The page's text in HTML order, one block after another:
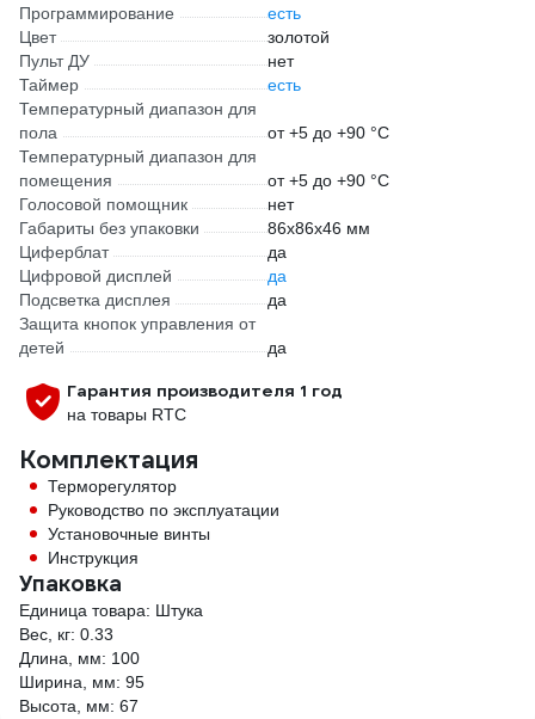
Программирование
есть
Цвет
золотой
Пульт ДУ
нет
Таймер
есть
Температурный диапазон для
пола
от +5 до +90 °С
Температурный диапазон для
помещения
от +5 до +90 °С
Голосовой помощник
нет
Габариты без упаковки
86х86х46 мм
Циферблат
да
Цифровой дисплей
да
Подсветка дисплея
да
Защита кнопок управления от
детей
да
Гарантия производителя 1 год
на товары RTC
Комплектация
Терморегулятор
Руководство по эксплуатации
Установочные винты
Инструкция
Упаковка
Единица товара: Штука
Вес, кг: 0.33
Длина, мм: 100
Ширина, мм: 95
Высота, мм: 67